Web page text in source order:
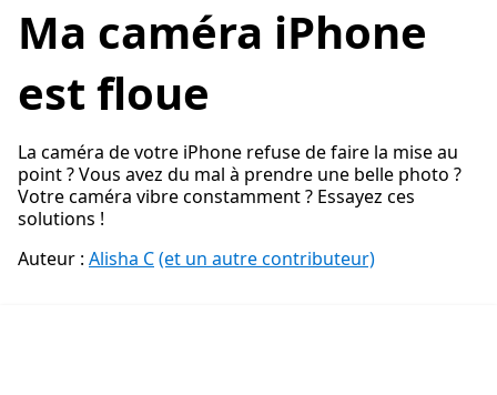
Ma caméra iPhone
est floue
La caméra de votre iPhone refuse de faire la mise au
point ? Vous avez du mal à prendre une belle photo ?
Votre caméra vibre constamment ? Essayez ces
solutions !
Auteur : Alisha C(et un autre contributeur)